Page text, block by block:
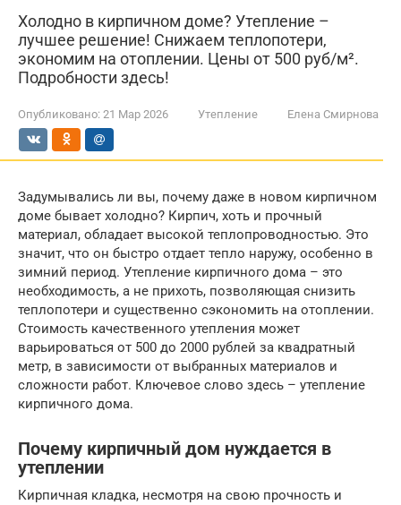
Холодно в кирпичном доме? Утепление –
лучшее решение! Снижаем теплопотери,
экономим на отоплении. Цены от 500 руб/м².
Подробности здесь!
Опубликовано: 21 Мар 2026 Утепление Елена Смирнова
Задумывались ли вы, почему даже в новом кирпичном
доме бывает холодно? Кирпич, хоть и прочный
материал, обладает высокой теплопроводностью. Это
значит, что он быстро отдает тепло наружу, особенно в
зимний период. Утепление кирпичного дома – это
необходимость, а не прихоть, позволяющая снизить
теплопотери и существенно сэкономить на отоплении.
Стоимость качественного утепления может
варьироваться от 500 до 2000 рублей за квадратный
метр, в зависимости от выбранных материалов и
сложности работ. Ключевое слово здесь – утепление
кирпичного дома.
Почему кирпичный дом нуждается в
утеплении
Кирпичная кладка, несмотря на свою прочность и